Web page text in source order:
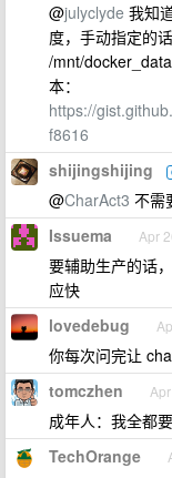
@julyclyde 我知
度，手动指定的
/mnt/
本：
https://
f8616
shijingshijing
@CharAct3 不需
Issuema Apr
要辅助生产的话
应快
lovedebug
你每次问完让
tomczhen
成年人：我全都
TechOrange